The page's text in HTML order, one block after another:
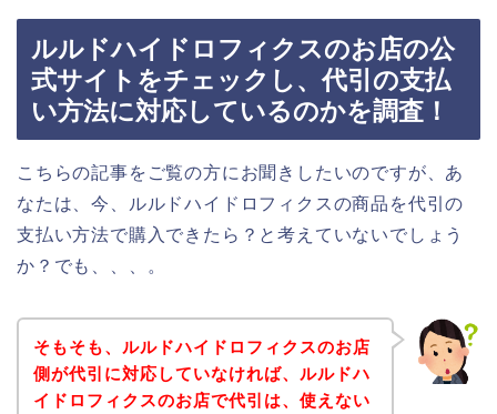
ルルドハイドロフィクスのお店の公
式サイトをチェックし、代引の支払
い方法に対応しているのかを調査！
こちらの記事をご覧の方にお聞きしたいのですが、あ
なたは、今、ルルドハイドロフィクスの商品を代引の
支払い方法で購入できたら？と考えていないでしょう
か？でも、、、。
そもそも、ルルドハイドロフィクスのお店
側が代引に対応していなければ、ルルドハ
イドロフィクスのお店で代引は、使えない